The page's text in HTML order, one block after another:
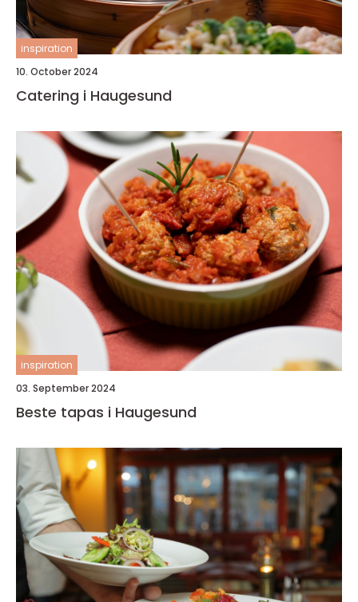
inspiration
10. October 2024
Catering i Haugesund
inspiration
03. September 2024
Beste tapas i Haugesund